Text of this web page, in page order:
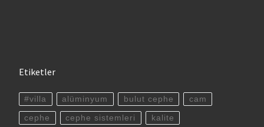
Etiketler
#villa alüminyum bulut cephe cam
cephe cephe sistemleri kalite